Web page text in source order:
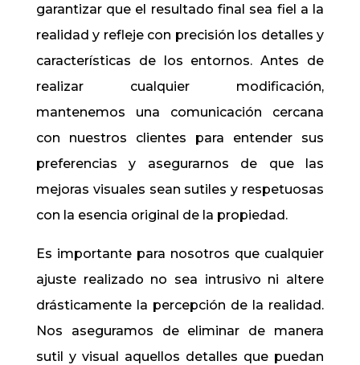
garantizar que el resultado final sea fiel a la
realidad y refleje con precisión los detalles y
características de los entornos. Antes de
realizar cualquier modificación,
mantenemos una comunicación cercana
con nuestros clientes para entender sus
preferencias y asegurarnos de que las
mejoras visuales sean sutiles y respetuosas
con la esencia original de la propiedad.
Es importante para nosotros que cualquier
ajuste realizado no sea intrusivo ni altere
drásticamente la percepción de la realidad.
Nos aseguramos de eliminar de manera
sutil y visual aquellos detalles que puedan